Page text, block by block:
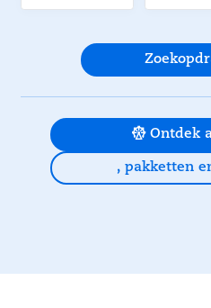
Indienen
Ontdek
, pakketten